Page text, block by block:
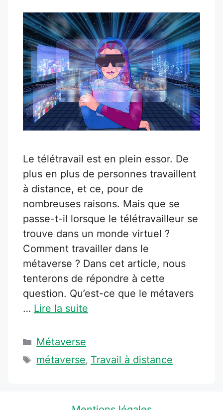
Le télétravail est en plein essor. De
plus en plus de personnes travaillent
à distance, et ce, pour de
nombreuses raisons. Mais que se
passe-t-il lorsque le télétravailleur se
trouve dans un monde virtuel ?
Comment travailler dans le
métaverse ? Dans cet article, nous
tenterons de répondre à cette
question. Qu’est-ce que le métavers
… Lire la suite
Catégories
Métaverse
Étiquettes
métaverse, Travail à distance